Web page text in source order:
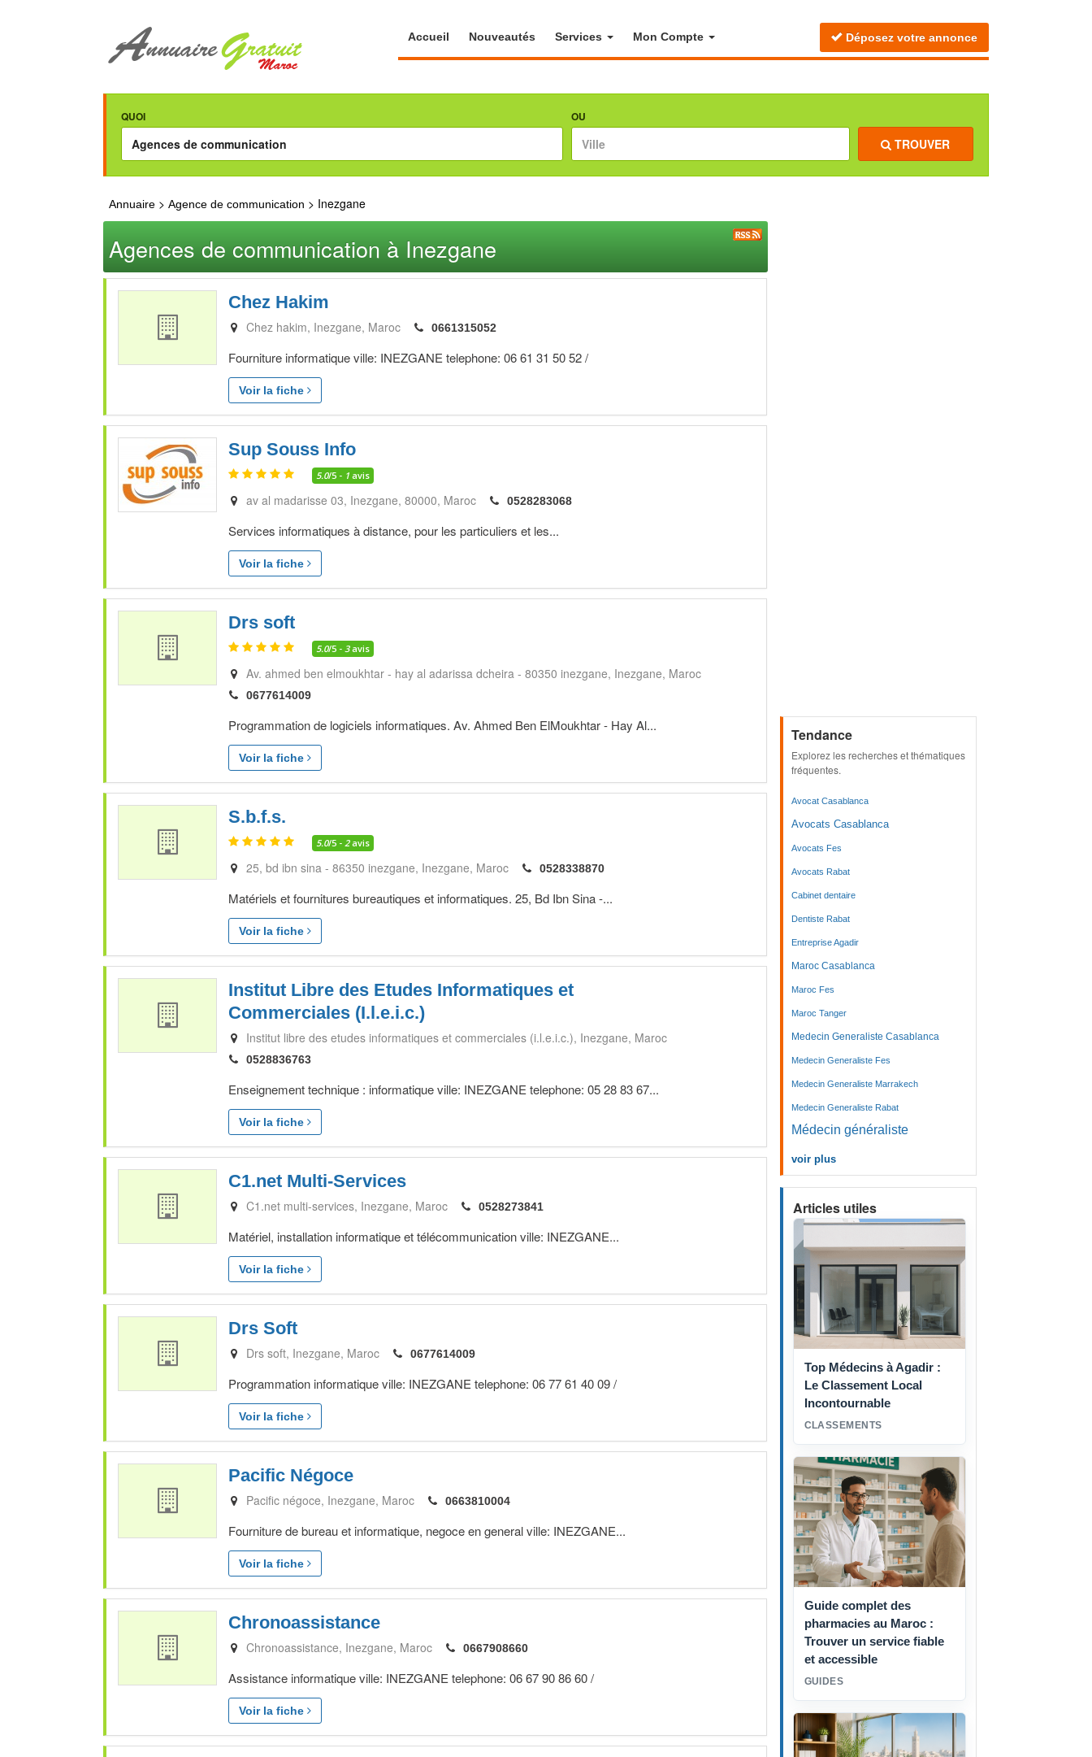
Accueil Nouveautés Services Mon Compte Déposez votre annonce
QUOI OU
TROUVER
Annuaire > Agence de communication > Inezgane
Agences de communication à Inezgane
Chez Hakim
Chez hakim Inezgane Maroc 0661315052
Fourniture informatique ville: INEZGANE telephone: 06 61 31 50 52 /
Voir la fiche
Sup Souss Info
5.0/5 - 1 avis
av al madarisse 03 Inezgane 80000 Maroc 0528283068
Services informatiques à distance, pour les particuliers et les...
Voir la fiche
Drs soft
5.0/5 - 3avis
Av. ahmed ben elmoukhtar - hay al adarissa dcheira - 80350 inezgane Inezgane Maroc
0677614009
Programmation de logiciels informatiques. Av. Ahmed Ben ElMoukhtar - Hay Al...
Voir la fiche
S.b.f.s.
5.0/5 - 2avis
25, bd ibn sina - 86350 inezgane Inezgane Maroc 0528338870
Matériels et fournitures bureautiques et informatiques. 25, Bd Ibn Sina -...
Voir la fiche
Institut Libre des Etudes Informatiques et
Commerciales (I.l.e.i.c.)
Institut libre des etudes informatiques et commerciales (i.l.e.i.c.) Inezgane Maroc
0528836763
Enseignement technique : informatique ville: INEZGANE telephone: 05 28 83 67...
Voir la fiche
C1.net Multi-Services
C1.net multi-services Inezgane Maroc 0528273841
Matériel, installation informatique et télécommunication ville: INEZGANE...
Voir la fiche
Drs Soft
Drs soft Inezgane Maroc 0677614009
Programmation informatique ville: INEZGANE telephone: 06 77 61 40 09 /
Voir la fiche
Pacific Négoce
Pacific négoce Inezgane Maroc 0663810004
Fourniture de bureau et informatique, negoce en general ville: INEZGANE...
Voir la fiche
Chronoassistance
Chronoassistance Inezgane Maroc 0667908660
Assistance informatique ville: INEZGANE telephone: 06 67 90 86 60 /
Voir la fiche
Tendance
Explorez les recherches et thématiques
fréquentes.
Avocat Casablanca
Avocats Casablanca
Avocats Fes
Avocats Rabat
Cabinet dentaire
Dentiste Rabat
Entreprise Agadir
Maroc Casablanca
Maroc Fes
Maroc Tanger
Medecin Generaliste Casablanca
Medecin Generaliste Fes
Medecin Generaliste Marrakech
Medecin Generaliste Rabat
Médecin généraliste
voir plus
Articles utiles
Top Médecins à Agadir :
Le Classement Local
Incontournable
CLASSEMENTS
Guide complet des
pharmacies au Maroc :
Trouver un service fiable
et accessible
GUIDES